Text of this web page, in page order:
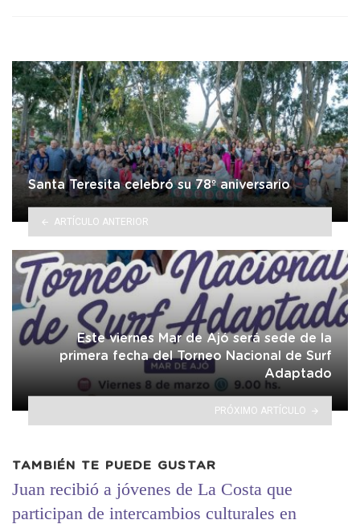
Santa Teresita celebró su 78º aniversario
ARTÍCULO ANTERIOR
Este viernes Mar de Ajó será sede de la
primera fecha del Torneo Nacional de Surf
Adaptado
PRÓXIMO ARTÍCULO
TAMBIÉN TE PUEDE GUSTAR
Juan recibió a jóvenes de La Costa que
participan de intercambios culturales en